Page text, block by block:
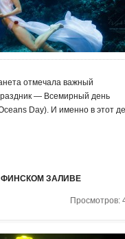
отмечала важный
— Всемирный день
Day). И именно в этот
ЗАЛИВЕ
Просмотров: